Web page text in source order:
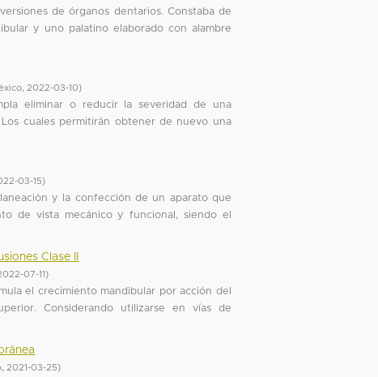
de órganos dentarios. Constaba de
y uno palatino elaborado con alambre
2022-03-10)
eliminar o reducir la severidad de una
cuales permitirán obtener de nuevo una
03-15)
y la confección de un aparato que
de vista mecánico y funcional, siendo el
Clase II
07-11)
el crecimiento mandibular por acción del
Considerando utilizarse en vías de
2021-03-25)